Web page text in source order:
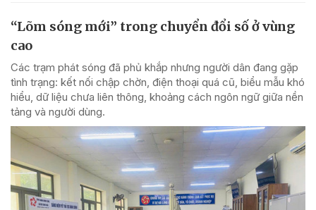
“Lõm sóng mới” trong chuyển đổi số ở vùng
cao
Các trạm phát sóng đã phủ khắp nhưng người dân đang gặp
tình trạng: kết nối chập chờn, điện thoại quá cũ, biểu mẫu khó
hiểu, dữ liệu chưa liên thông, khoảng cách ngôn ngữ giữa nền
tảng và người dùng.